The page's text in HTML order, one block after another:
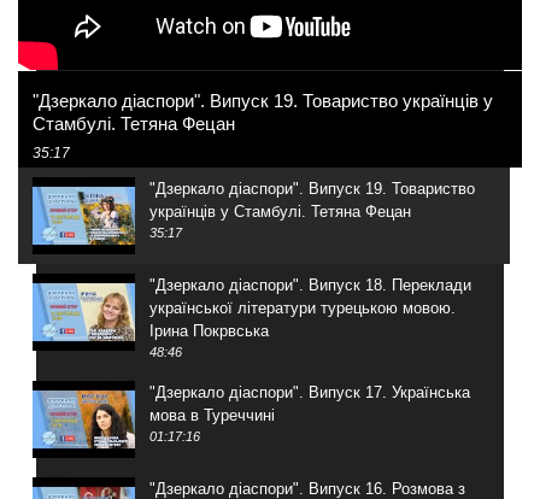
"Дзеркало діаспори". Випуск 19. Товариство українців у
Стамбулі. Тетяна Фецан
35:17
"Дзеркало діаспори". Випуск 19. Товариство
українців у Стамбулі. Тетяна Фецан
35:17
"Дзеркало діаспори". Випуск 18. Переклади
української літератури турецькою мовою.
Ірина Покрвська
48:46
"Дзеркало діаспори". Випуск 17. Українська
мова в Туреччині
01:17:16
"Дзеркало діаспори". Випуск 16. Розмова з